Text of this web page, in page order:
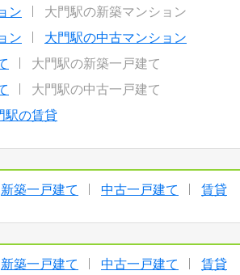
ン
大門駅の新築マンション
ン
大門駅の中古マンション
大門駅の新築一戸建て
大門駅の中古一戸建て
駅の賃貸
新築一戸建て 中古一戸建て 賃貸
新築一戸建て 中古一戸建て 賃貸